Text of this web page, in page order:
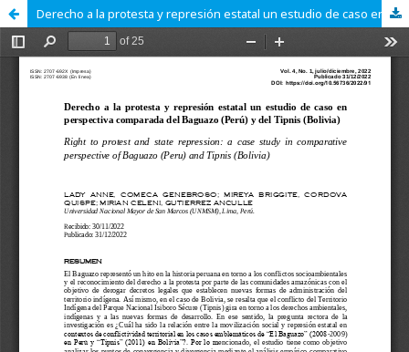
Derecho a la protesta y represión estatal un estudio de caso en perspectiva comparada del Baguazo (Perú) y del Tipnis (Bolivia).